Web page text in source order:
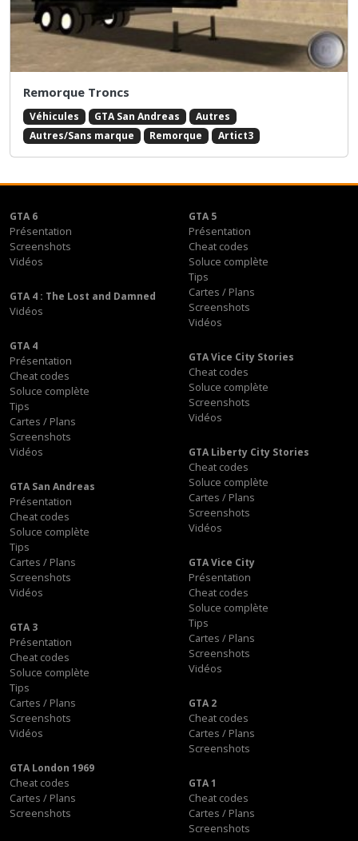
Remorque Troncs
Véhicules GTA San Andreas
Autres
Autres/Sans marque
Remorque Artict3
GTA 6
Présentation
Screenshots
Vidéos
GTA 5
Présentation
Cheat codes
Soluce complète
Tips
Cartes / Plans
Screenshots
Vidéos
GTA 4 : The Lost and Damned
Vidéos
GTA 4
Présentation
Cheat codes
Soluce complète
Tips
Cartes / Plans
Screenshots
Vidéos
GTA Vice City Stories
Cheat codes
Soluce complète
Screenshots
Vidéos
GTA Liberty City Stories
Cheat codes
Soluce complète
Cartes / Plans
Screenshots
Vidéos
GTA San Andreas
Présentation
Cheat codes
Soluce complète
Tips
Cartes / Plans
Screenshots
Vidéos
GTA Vice City
Présentation
Cheat codes
Soluce complète
Tips
Cartes / Plans
Screenshots
Vidéos
GTA 3
Présentation
Cheat codes
Soluce complète
Tips
Cartes / Plans
Screenshots
Vidéos
GTA 2
Cheat codes
Cartes / Plans
Screenshots
GTA London 1969
Cheat codes
Cartes / Plans
Screenshots
GTA 1
Cheat codes
Cartes / Plans
Screenshots